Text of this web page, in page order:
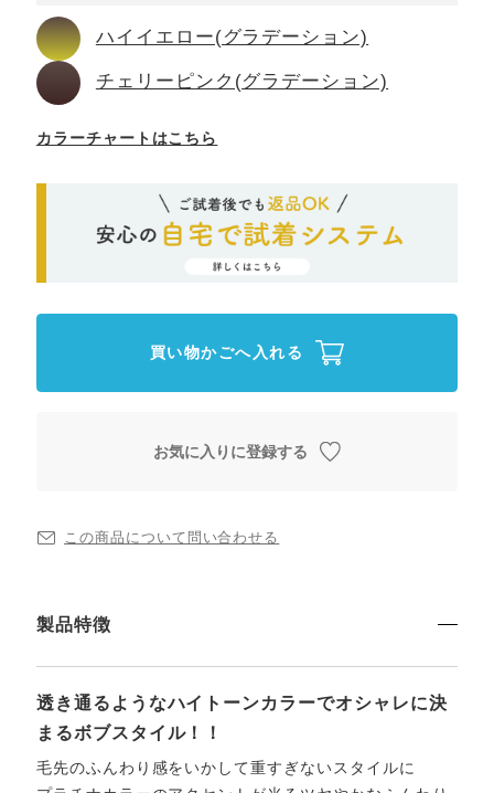
買い物かごへ入れる
お気に入りに登録する
この商品について問い合わせる
製品特徴
透き通るようなハイトーンカラーでオシャレに決
まるボブスタイル！！
毛先のふんわり感をいかして重すぎないスタイルに
ハイイエロー(グラデーション)
チェリーピンク(グラデーション)
カラーチャートはこちら